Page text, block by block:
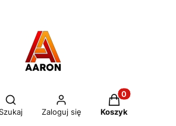
Otwórz wyszukiwarkę
Szukaj Zaloguj się
Produkty w
Koszyk